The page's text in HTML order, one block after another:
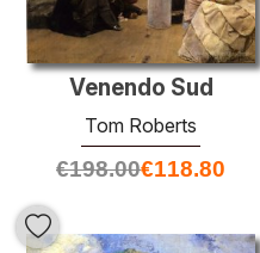
Venendo Sud
Tom Roberts
€198.00€118.80